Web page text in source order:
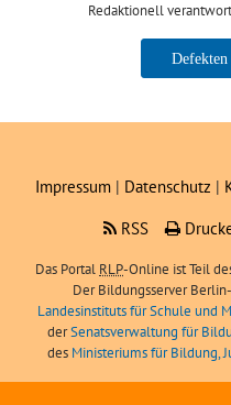
Redaktionell
Boris
Impressum | Datenschutz |
RSS
Das Portal RLP-Online ist Teil
Der Bildungsserver
Landesinstituts für Schule und
derSenatsverwaltung für
des Ministeriums für Bildung,